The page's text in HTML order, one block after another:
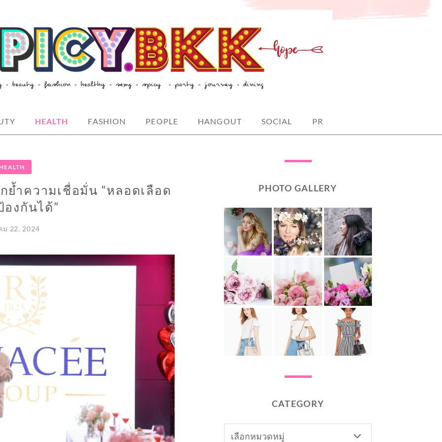
HEALTH FASHION PEOPLE HANGOUT SOCIAL PR
ำความเชื่อมั่น “หลอดเลือด
องกันได้”
22, 2024
PHOTO GALLERY
CATEGORY